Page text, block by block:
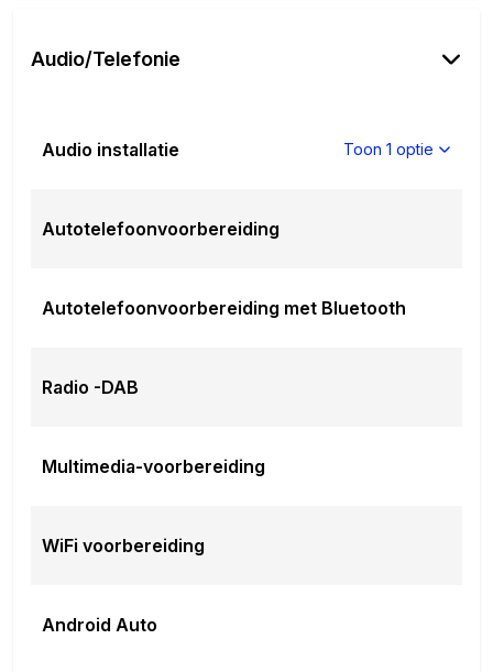
Audio/Telefonie
Audio installatie Toon 1 optie
Autotelefoonvoorbereiding
Autotelefoonvoorbereiding met Bluetooth
Radio -DAB
Multimedia-voorbereiding
WiFi voorbereiding
Android Auto